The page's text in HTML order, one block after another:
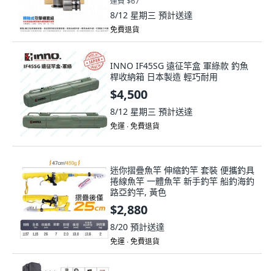
8/12 星期三 預計送達
免費退貨
INNO IF45SG 遠征竿盒 軍綠款 釣魚
桿收納箱 日本製造 輕巧耐用
$4,500
8/12 星期三 預計送達
免運 ∙ 免費退貨
迷你摺疊魚竿 伸縮釣竿 套裝 便攜釣具
捲線魚竿 一體魚竿 新手釣竿 船釣海釣
路亞釣竿, 黃色
$2,880
8/20 預計送達
免運 ∙ 免費退貨